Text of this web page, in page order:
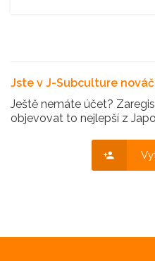
Jste v J-Subculture
Ještě nemáte účet?
objevovat to nejlepší z